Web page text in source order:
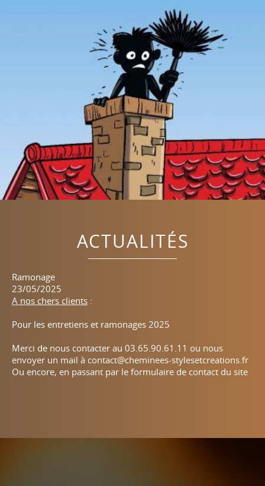
Bienvenue chez Cheminées Styles & Créations !
23/05/2025
Depuis plus de trente ans, Cheminées Styles & Créations
fermés, poêles (bois, granulés, gaz), inserts, mais
partenariat avec les meilleures marques : JØTUL, Chazelles,
Barbas Bellfires, Vyrosa. Profitez d'un service complet...
ACTUALITÉS
Ramonage
23/05/2025
A nos chers clients :
Pour les entretiens et ramonages 2025
Merci de nous contacter au 03.65.90.61.11 ou nous
envoyer un mail à contact@cheminees-stylesetcreations.fr
Ou encore, en passant par le formulaire de contact du site